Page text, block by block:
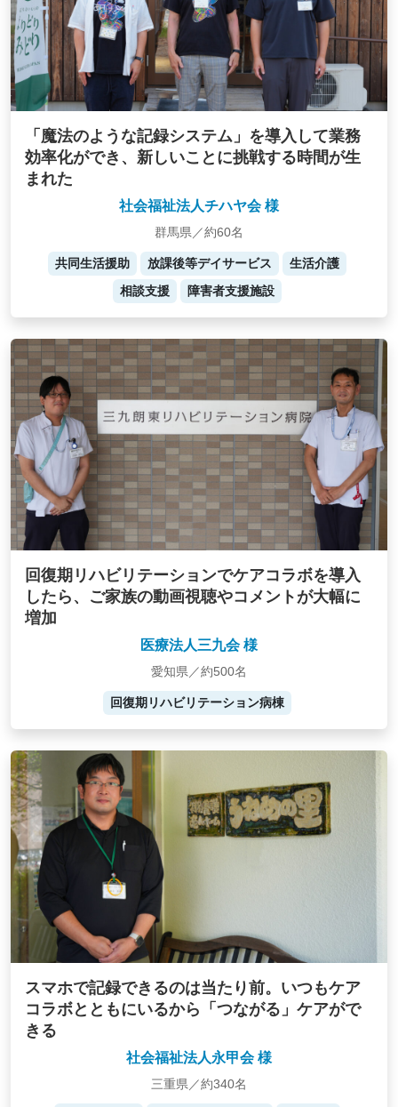
「魔法のような記録システム」を導入して業務
効率化ができ、新しいことに挑戦する時間が生
まれた
社会福祉法人チハヤ会 様
群馬県／約60名
共同生活援助 放課後等デイサービス
生活介護
相談支援
障害者支援施設
回復期リハビリテーションでケアコラボを導入
したら、ご家族の動画視聴やコメントが大幅に
増加
医療法人三九会 様
愛知県／約500名
回復期リハビリテーション病棟
スマホで記録できるのは当たり前。いつもケア
コラボとともにいるから「つながる」ケアがで
きる
社会福祉法人永甲会 様
三重県／約340名